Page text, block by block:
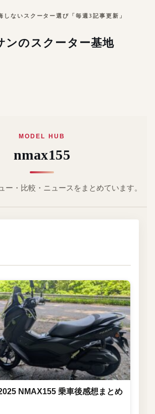
しないスクーター選び「毎週3記事更新」
ンのスクーター基地
MODEL HUB
nmax155
ー・比較・ニュースをまとめています。
NMAX155 乗車後感想まとめ